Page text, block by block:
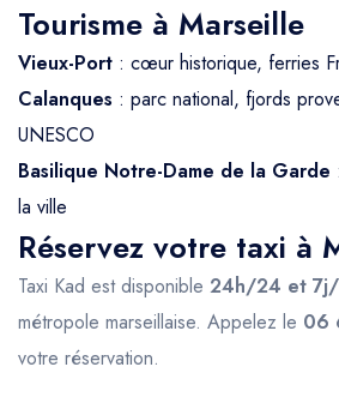
Tourisme à Marseille
Vieux-Port : cœur historique, ferries
Calanques : parc national, fjords
UNESCO
Basilique Notre-Dame de la Garde
la ville
Réservez votre taxi à
Taxi Kad est disponible 24h/24 et
métropole marseillaise. Appelez le 06
votre réservation.